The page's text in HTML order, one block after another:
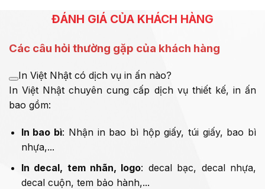
ĐÁNH GIÁ CỦA KHÁCH HÀNG
Các câu hỏi thường gặp của khách hàng
In Việt Nhật có dịch vụ in ấn nào?
In Việt Nhật chuyên cung cấp dịch vụ thiết kế, in ấn
bao gồm:
In bao bì: Nhận in bao bì hộp giấy, túi giấy, bao bì
nhựa,...
In decal, tem nhãn, logo: decal bạc, decal nhựa,
decal cuộn, tem bảo hành,...